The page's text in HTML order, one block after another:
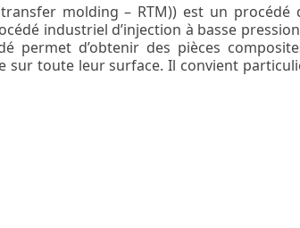
molding – RTM)) est un procédé
industriel d’injection à basse
permet d’obtenir des pièces
sur toute leur surface. Il convient